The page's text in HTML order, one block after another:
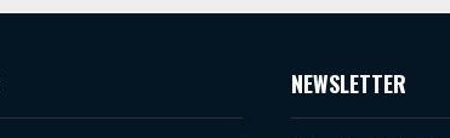
NEWSLETTER